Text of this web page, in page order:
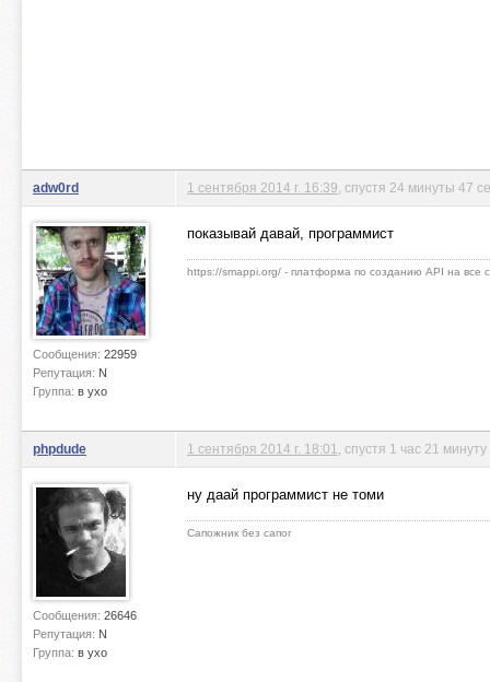
adw0rd
Сообщения: 22959
Репутация: N
Группа: в ухо
1 сентября 2014 г. 16:39 , спустя 24 минуты 47
показывай давай, программист
https://smappi.org/ - платформа по созданию API на все
phpdude
Сообщения: 26646
Репутация: N
Группа: в ухо
1 сентября 2014 г. 18:01 , спустя 1 час 21
ну даай программист не томи
Сапожник без сапог